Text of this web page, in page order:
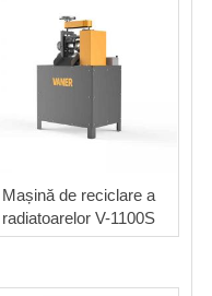
Mașină de reciclare a
radiatoarelor V-1100S